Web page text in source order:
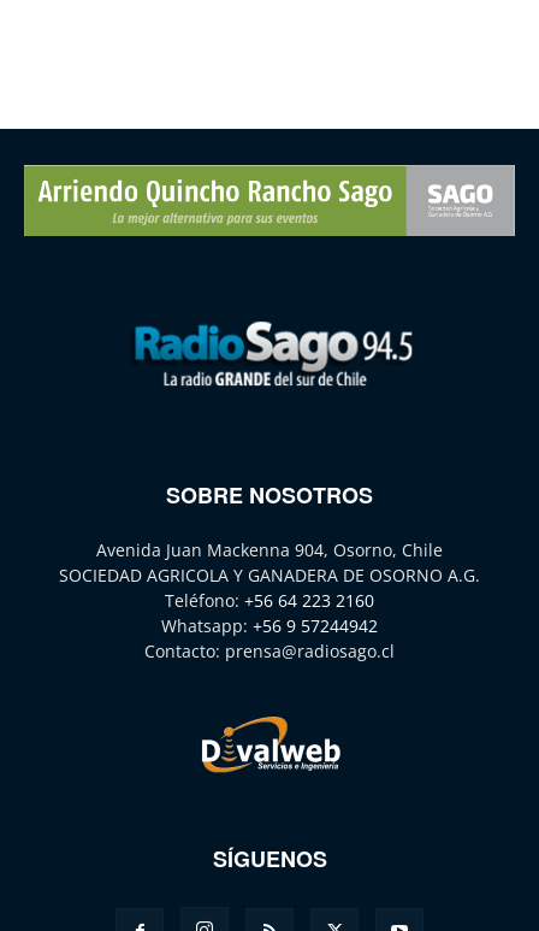
SOBRE NOSOTROS
Avenida Juan Mackenna 904, Osorno, Chile
SOCIEDAD AGRICOLA Y GANADERA DE OSORNO A.G.
Teléfono: +56 64 223 2160
Whatsapp: +56 9 57244942
Contacto: prensa@radiosago.cl
SÍGUENOS